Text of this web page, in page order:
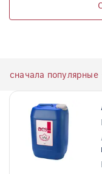
сначала популярные